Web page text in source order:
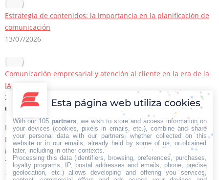
Estrategia de contenidos: la importancia en la planificación de
comunicación
13/07/2026
Comunicación empresarial y atención al cliente en la era de la
IA
22/06/2026
Contacto Iberian Press
Principales vías de contacto:
E-mail:
info@iberianpress.es
Teléfono:
+34 911863556
Esta página web utiliza cookies
With our 105 partners , we wish to store and access information on
your devices (cookies, pixels in emails, etc.), combine and share
your personal data with our partners, whether collected on this
website or in our emails, already held by some of us, or obtained
later, including in other contexts.
Processing this data (identifiers, browsing, preferences, purchases,
loyalty programs, IP, postal addresses and emails, phone, precise
geolocation, etc.) allows developing and offering you services,